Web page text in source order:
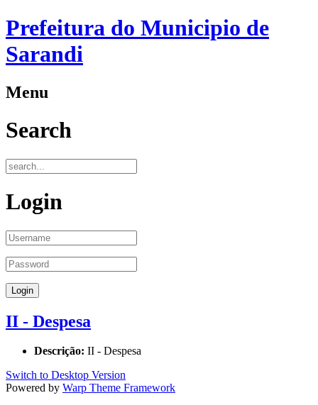
Prefeitura do Municipio de
Sarandi
Menu
Search
Login
II - Despesa
Descrição: II - Despesa
Switch to Desktop Version
Powered by Warp Theme Framework